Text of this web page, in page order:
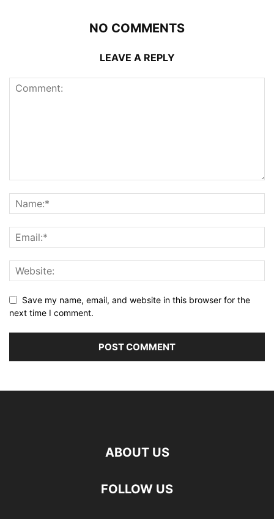
NO COMMENTS
LEAVE A REPLY
Save my name, email, and website in this browser for the
next time I comment.
ABOUT US
FOLLOW US